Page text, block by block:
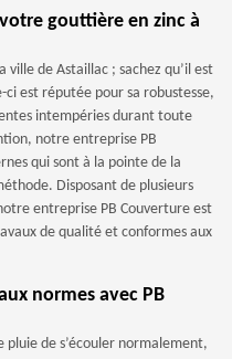
gouttière en zinc à
ville de Astaillac ; sachez qu’il est
ci est réputée pour sa robustesse,
intempéries durant toute
notre entreprise PB
qui sont à la pointe de la
Disposant de plusieurs
entreprise PB Couverture est
de qualité et conformes aux
normes avec PB
pluie de s’écouler normalement,